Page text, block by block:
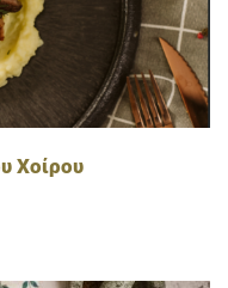
Χοίρου